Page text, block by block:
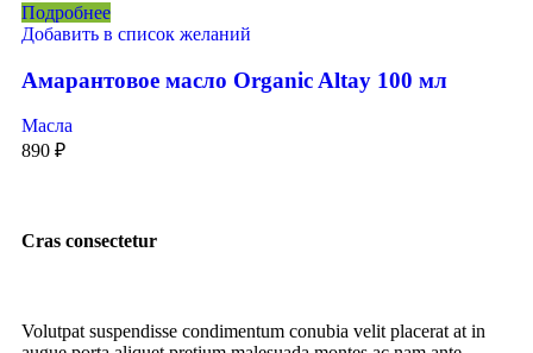
Подробнее
Добавить в список желаний
Амарантовое масло Organic Altay 100 мл
Масла
890 ₽
Cras consectetur
Volutpat suspendisse condimentum conubia velit placerat at in